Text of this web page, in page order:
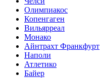
Олимпиакос
Копенгаген
Вильярреал
Монако
Айнтрахт Франкфурт
Наполи
Атлетико
Байер